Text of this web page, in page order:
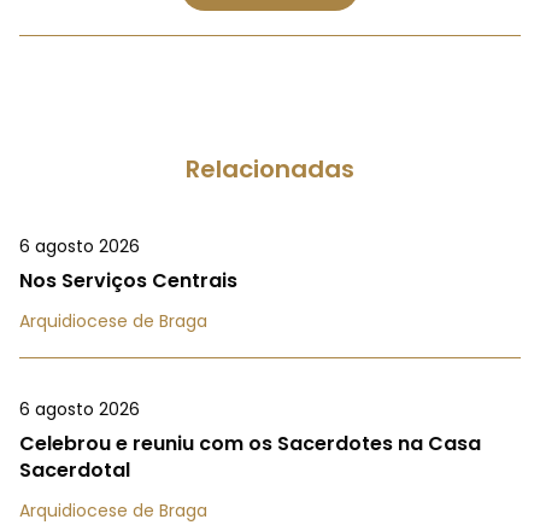
Relacionadas
6 agosto 2026
Nos Serviços Centrais
Arquidiocese de Braga
6 agosto 2026
Celebrou e reuniu com os Sacerdotes na Casa
Sacerdotal
Arquidiocese de Braga